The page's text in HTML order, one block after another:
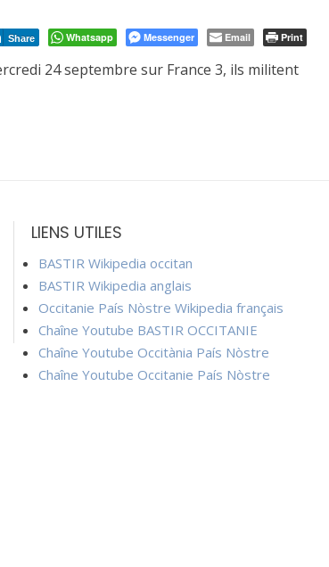
Share Whatsapp Messenger Email Print
24 septembre sur France 3, ils militent
LIENS UTILES
BASTIR Wikipedia occitan
BASTIR Wikipedia anglais
Occitanie País Nòstre Wikipedia français
Chaîne Youtube BASTIR OCCITANIE
Chaîne Youtube Occitània País Nòstre
Chaîne Youtube Occitanie País Nòstre